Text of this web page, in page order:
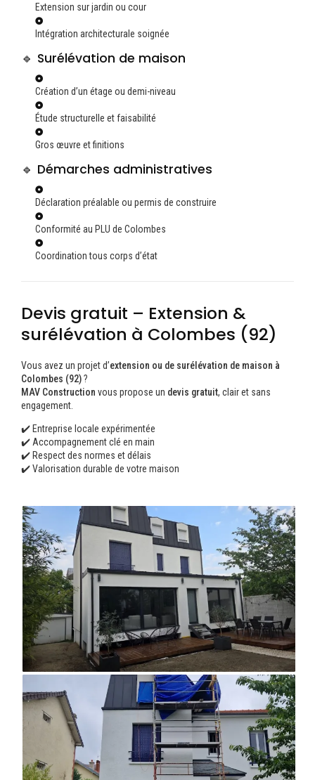
Extension sur jardin ou cour
Intégration architecturale soignée
🔹 Surélévation de maison
Création d’un étage ou demi-niveau
Étude structurelle et faisabilité
Gros œuvre et finitions
🔹 Démarches administratives
Déclaration préalable ou permis de construire
Conformité au PLU de Colombes
Coordination tous corps d’état
Devis gratuit – Extension &
surélévation à Colombes (92)
Vous avez un projet d’extension ou de surélévation de maison à
Colombes (92)?
MAV Construction vous propose un devis gratuit, clair et sans
engagement.
✔️ Entreprise locale expérimentée
✔️ Accompagnement clé en main
✔️ Respect des normes et délais
✔️ Valorisation durable de votre maison